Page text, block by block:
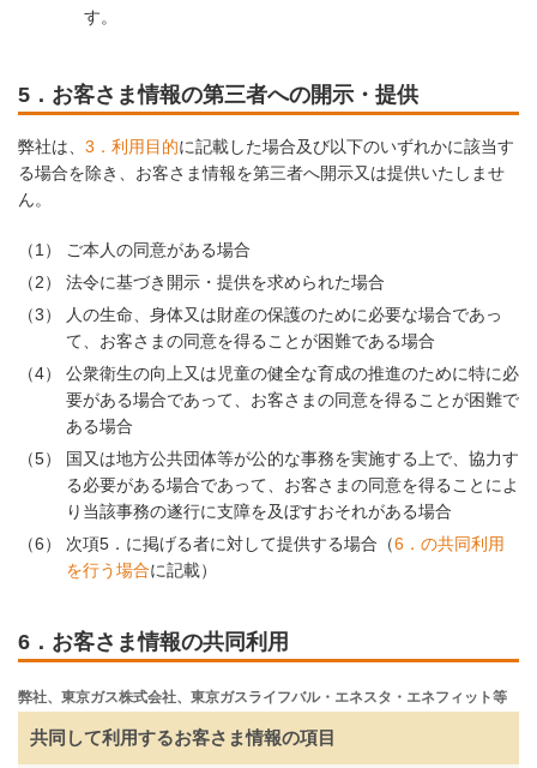
す。
5．お客さま情報の第三者への開示・提供
弊社は、 3．利用目的に記載した場合及び以下のいずれかに該当す
る場合を除き、お客さま情報を第三者へ開示又は提供いたしませ
ん。
（1）
ご本人の同意がある場合
（2）
法令に基づき開示・提供を求められた場合
（3）
人の生命、身体又は財産の保護のために必要な場合であっ
て、お客さまの同意を得ることが困難である場合
（4）
公衆衛生の向上又は児童の健全な育成の推進のために特に必
要がある場合であって、お客さまの同意を得ることが困難で
ある場合
（5）
国又は地方公共団体等が公的な事務を実施する上で、協力す
る必要がある場合であって、お客さまの同意を得ることによ
り当該事務の遂行に支障を及ぼすおそれがある場合
（6）
次項5．に掲げる者に対して提供する場合（6．の共同利用
を行う場合に記載）
6．お客さま情報の共同利用
弊社、東京ガス株式会社、東京ガスライフバル・エネスタ・エネフィット等
共同して利用するお客さま情報の項目